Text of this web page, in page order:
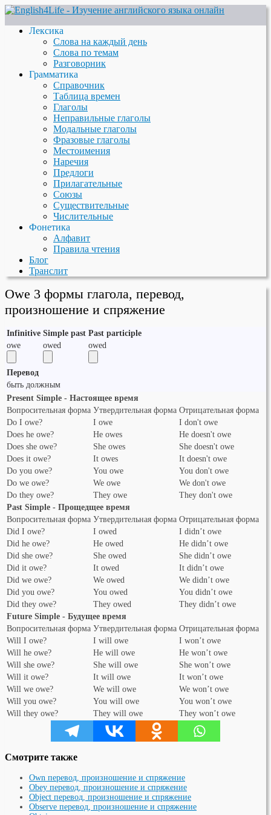
Лексика
Слова на каждый день
Слова по темам
Разговорник
Грамматика
Справочник
Таблица времен
Глаголы
Неправильные глаголы
Модальные глаголы
Фразовые глаголы
Местоимения
Наречия
Предлоги
Прилагательные
Союзы
Существительные
Числительные
Фонетика
Алфавит
Правила чтения
Блог
Транслит
Owe 3 формы глагола, перевод,
произношение и спряжение
Infinitive Simple past Past participle
owe
owed owed
Перевод
быть должным
Present Simple - Настоящее время
Вопросительная форма Утвердительная форма Отрицательная форма
Do I owe?
I owe
I don't owe
Does he owe?
He owes
He doesn't owe
Does she owe?
She owes
She doesn't owe
Does it owe?
It owes
It doesn't owe
Do you owe?
You owe
You don't owe
Do we owe?
We owe
We don't owe
Do they owe?
They owe
They don't owe
Past Simple - Прощедщее время
Вопросительная форма Утвердительная форма Отрицательная форма
Did I owe?
I owed
I didn’t owe
Did he owe?
He owed
He didn’t owe
Did she owe?
She owed
She didn’t owe
Did it owe?
It owed
It didn’t owe
Did we owe?
We owed
We didn’t owe
Did you owe?
You owed
You didn’t owe
Did they owe?
They owed
They didn’t owe
Future Simple - Будущее время
Вопросительная форма Утвердительная форма Отрицательная форма
Will I owe?
I will owe
I won’t owe
Will he owe?
He will owe
He won’t owe
Will she owe?
She will owe
She won’t owe
Will it owe?
It will owe
It won’t owe
Will we owe?
We will owe
We won’t owe
Will you owe?
You will owe
You won’t owe
Will they owe?
They will owe They won’t owe
Смотрите также
Own перевод, произношение и спряжение
Obey перевод, произношение и спряжение
Object перевод, произношение и спряжение
Observe перевод, произношение и спряжение